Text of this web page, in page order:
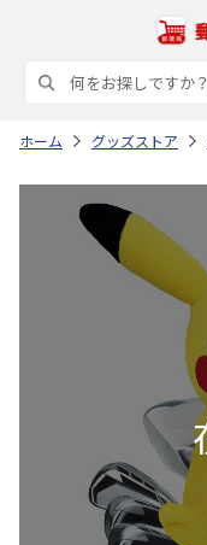
ホーム グッズストア